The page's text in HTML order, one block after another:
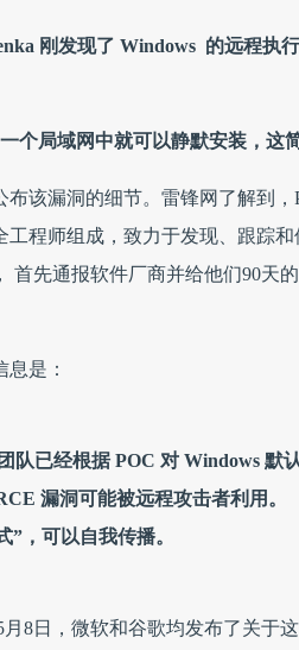
刚发现了 Windows 的远程执
个局域网中就可以静默安装，这
该漏洞的细节。雷锋网了解到
工程师组成，致力于发现、跟踪
首先通报软件厂商并给他们90天
是：
队已经根据 POC 对 Windows 默
漏洞可能被远程攻击者利用。
”，可以自我传播。
8日，微软和谷歌均发布了关于